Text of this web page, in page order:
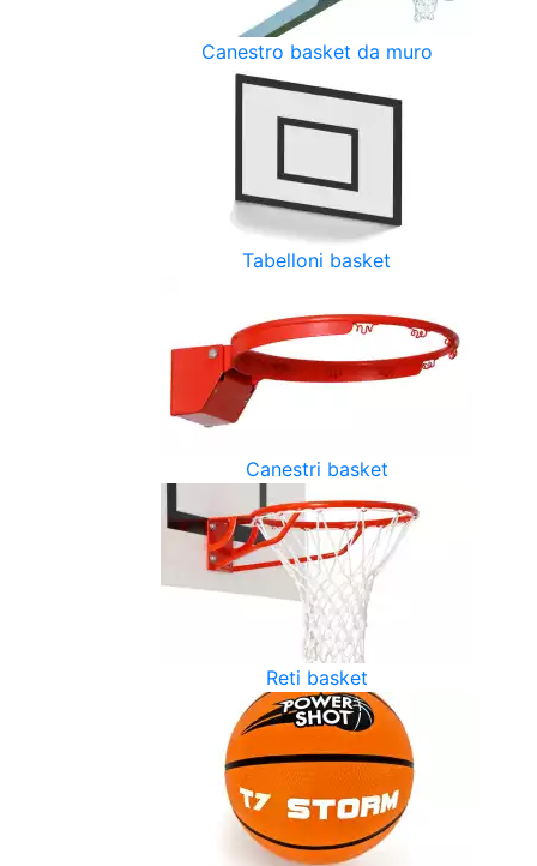
Canestro basket da muro
Tabelloni basket
Canestri basket
Reti basket